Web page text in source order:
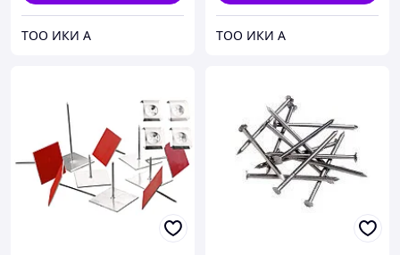
ТОО ИКИ А ТОО ИКИ А